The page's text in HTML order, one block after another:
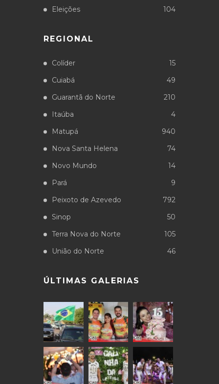
Eleições
104
REGIONAL
Colíder
15
Cuiabá
49
Guarantã do Norte
210
Itaúba
4
Matupá
940
Nova Santa Helena
74
Novo Mundo
14
Pará
9
Peixoto de Azevedo
792
Sinop
50
Terra Nova do Norte
105
União do Norte
46
ÚLTIMAS GALERIAS